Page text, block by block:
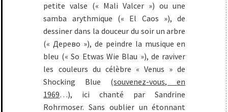
petite valse (« Mali Valcer ») ou une
samba arythmique (« El Caos »), de
dessiner dans la douceur du soir un arbre
(« Дерево »), de peindre la musique en
bleu (« So Etwas Wie Blau »), de raviver
les couleurs du célèbre « Venus » de
Shocking Blue (souvenez-vous, en
1969…), ici chanté par Sandrine
Rohrmoser. Sans oublier un étonnant